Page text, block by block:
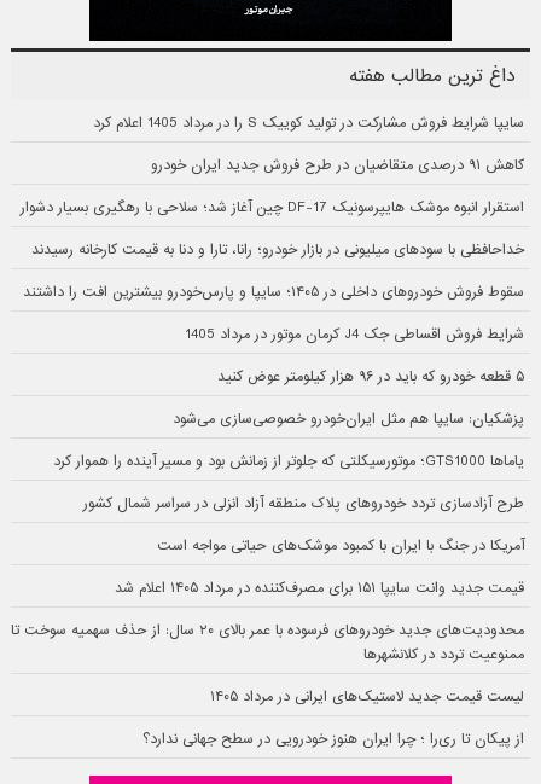
داغ ترین مطالب هفته
سایپا شرایط فروش مشارکت در تولید کوییک S را در مرداد 1405 اعلام کرد
کاهش ۹۱ درصدی متقاضیان در طرح فروش جدید ایران خودرو
استقرار انبوه موشک هایپرسونیک DF-17 چین آغاز شد؛ سلاحی با رهگیری بسیار دشوار
خداحافظی با سودهای میلیونی در بازار خودرو؛ رانا، تارا و دنا به قیمت کارخانه رسیدند
سقوط فروش خودروهای داخلی در ۱۴۰۵؛ سایپا و پارس‌خودرو بیشترین افت را داشتند
شرایط فروش اقساطی جک J4 کرمان موتور در مرداد 1405
۵ قطعه خودرو که باید در ۹۶ هزار کیلومتر عوض کنید
پزشکیان: سایپا هم مثل ایران‌خودرو خصوصی‌سازی می‌شود
یاماها GTS1000؛ موتورسیکلتی که جلوتر از زمانش بود و مسیر آینده را هموار کرد
طرح آزادسازی تردد خودروهای پلاک منطقه آزاد انزلی در سراسر شمال کشور
آمریکا در جنگ با ایران با کمبود موشک‌های حیاتی مواجه است
قیمت جدید وانت سایپا ۱۵۱ برای مصرف‌کننده در مرداد ۱۴۰۵ اعلام شد
محدودیت‌های جدید خودروهای فرسوده با عمر بالای ۲۰ سال: از حذف سهمیه سوخت تا
ممنوعیت تردد در کلانشهرها
لیست قیمت جدید لاستیک‌های ایرانی در مرداد ۱۴۰۵
از پیکان تا ری‌را ؛ چرا ایران هنوز خودرویی در سطح جهانی ندارد؟